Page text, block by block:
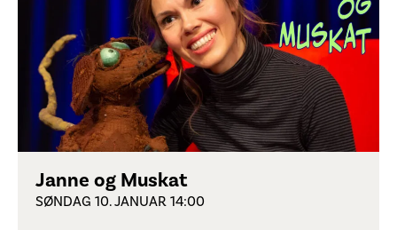
Janne og Muskat
SØNDAG 10. JANUAR 14:00